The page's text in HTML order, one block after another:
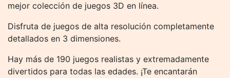
mejor colección de juegos 3D en línea.
Disfruta de juegos de alta resolución completamente
detallados en 3 dimensiones.
Hay más de 190 juegos realistas y extremadamente
divertidos para todas las edades. ¡Te encantarán